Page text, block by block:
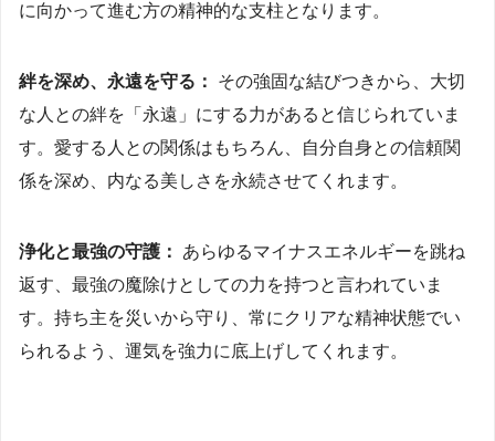
に向かって進む方の精神的な支柱となります。
絆を深め、永遠を守る：
その強固な結びつきから、大切
な人との絆を「永遠」にする力があると信じられていま
す。愛する人との関係はもちろん、自分自身との信頼関
係を深め、内なる美しさを永続させてくれます。
浄化と最強の守護：
あらゆるマイナスエネルギーを跳ね
返す、最強の魔除けとしての力を持つと言われていま
す。持ち主を災いから守り、常にクリアな精神状態でい
られるよう、運気を強力に底上げしてくれます。